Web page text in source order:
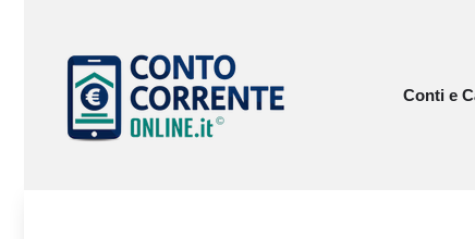
contenuto
Conti e